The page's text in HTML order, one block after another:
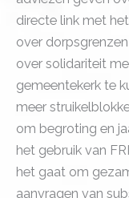
directe link met
over
over solidariteit
gemeentekerk te
meer
om begroting en
het gebruik van
het gaat om
aanvragen van